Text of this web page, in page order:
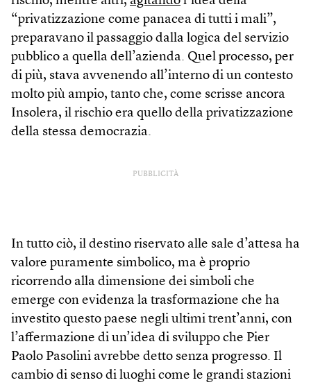
“privatizzazione come panacea di tutti i mali”,
preparavano il passaggio dalla logica del servizio
pubblico a quella dell’azienda. Quel processo, per
di più, stava avvenendo all’interno di un contesto
molto più ampio, tanto che, come scrisse ancora
Insolera, il rischio era quello della privatizzazione
della stessa democrazia.
PUBBLICITÀ
In tutto ciò, il destino riservato alle sale d’attesa ha
valore puramente simbolico, ma è proprio
ricorrendo alla dimensione dei simboli che
emerge con evidenza la trasformazione che ha
investito questo paese negli ultimi trent’anni, con
l’affermazione di un’idea di sviluppo che Pier
Paolo Pasolini avrebbe detto senza progresso. Il
cambio di senso di luoghi come le grandi stazioni